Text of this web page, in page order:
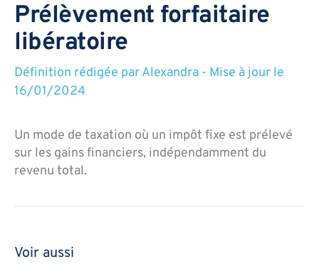
Prélèvement forfaitaire
libératoire
Définition rédigée parAlexandra - Mise à jour le
16/01/2024
Un mode de taxation où un impôt fixe est prélevé
sur les gains financiers, indépendamment du
revenu total.
Voir aussi